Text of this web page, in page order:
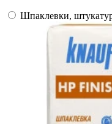
Шпаклевки,